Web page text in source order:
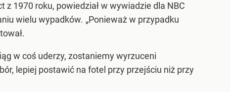
1970 roku, powiedział w wywiadzie dla NBC
wielu wypadków. „Ponieważ w przypadku
w coś uderzy, zostaniemy wyrzuceni
lepiej postawić na fotel przy przejściu niż przy